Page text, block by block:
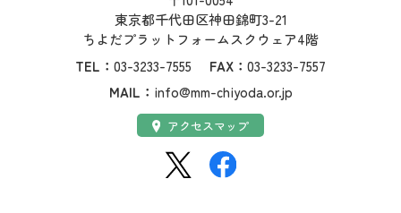
東京都千代田区神田錦町3-21
ちよだプラットフォームスクウェア4階
TEL： 03-3233-7555 FAX： 03-3233-7557
MAIL： info@mm-chiyoda.or.jp
アクセス：
アクセスマップ
SNS：